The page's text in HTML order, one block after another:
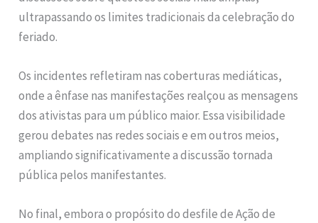
ultrapassando os limites tradicionais da celebração do
feriado.
Os incidentes refletiram nas coberturas mediáticas,
onde a ênfase nas manifestações realçou as mensagens
dos ativistas para um público maior. Essa visibilidade
gerou debates nas redes sociais e em outros meios,
ampliando significativamente a discussão tornada
pública pelos manifestantes.
No final, embora o propósito do desfile de Ação de